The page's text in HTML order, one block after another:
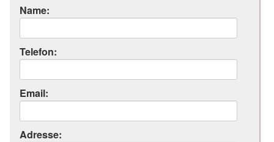
Name:
Telefon:
Email:
Adresse: